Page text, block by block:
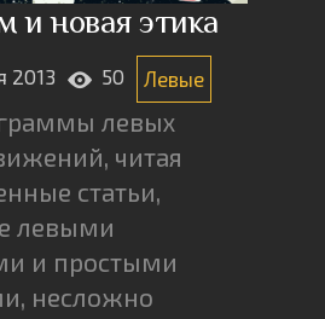
и новая этика
2013 50 Левые
левых
читая
статьи,
левыми
и простыми
несложно